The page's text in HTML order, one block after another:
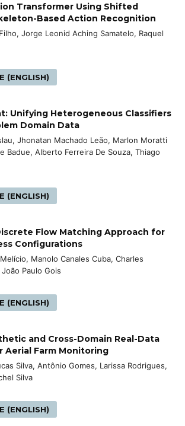
Transformer Using Shifted
Based Action Recognition
Jorge Leonid Aching Samatelo, Raquel
(ENGLISH)
Unifying Heterogeneous Classifiers
Domain Data
Jhonatan Machado Leão, Marlon Moratti
Badue, Alberto Ferreira De Souza, Thiago
(ENGLISH)
Flow Matching Approach for
Configurations
Manolo Canales Cuba, Charles
Paulo Gois
(ENGLISH)
and Cross-Domain Real-Data
Aerial Farm Monitoring
Silva, Antônio Gomes, Larissa Rodrigues,
Silva
(ENGLISH)